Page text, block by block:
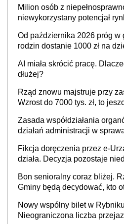
Milion osób z
niewykorzystany potencjał
refundacji, ale bariery po
świadomości pracodawców
Od października 2026 próg w
rodzin dostanie 1000 zł na
AI miała skrócić pracę.
dłużej?
Rząd znowu majstruje przy
Wzrost do 7000 tys. zł, to
Zasada współdziałania
działań administracji w
Fikcja doręczenia przez e-
działa. Decyzja pozostaje
Bon senioralny coraz bliżej.
Gminy będą decydować, kto
Nowy wspólny bilet w
Nieograniczona liczba